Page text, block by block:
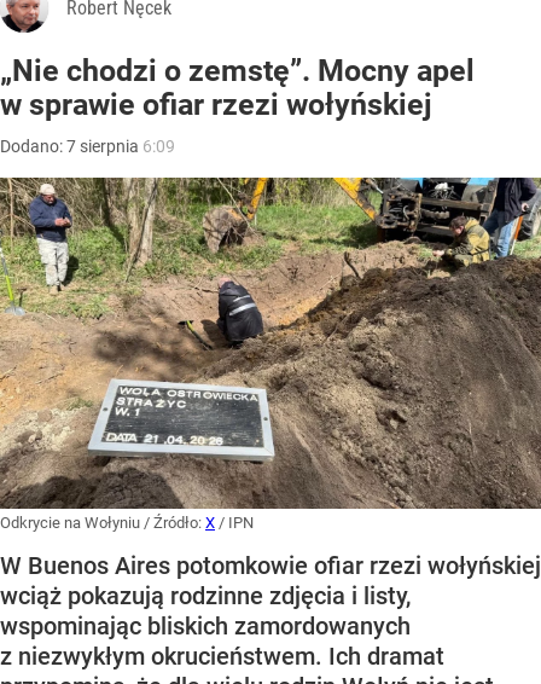
Robert Nęcek
„Nie chodzi o zemstę”. Mocny apel
w sprawie ofiar rzezi wołyńskiej
Dodano:7 sierpnia 6:09
Odkrycie na Wołyniu / Źródło: X / IPN
W Buenos Aires potomkowie ofiar rzezi wołyńskiej
wciąż pokazują rodzinne zdjęcia i listy,
wspominając bliskich zamordowanych
z niezwykłym okrucieństwem. Ich dramat